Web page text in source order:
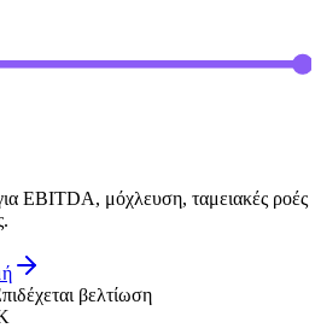
EBITDA, μόχλευση, ταμειακές ροές
βελτίωση